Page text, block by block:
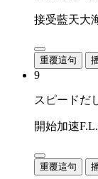
接受藍天大
重覆這句
9
スピードだ
開始加速
重覆這句